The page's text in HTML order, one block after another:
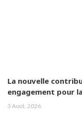
La nouvelle
engagement pour
3 Août, 2026